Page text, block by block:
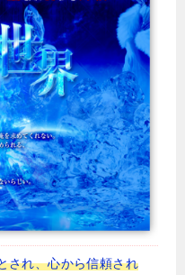
され、心から信頼され